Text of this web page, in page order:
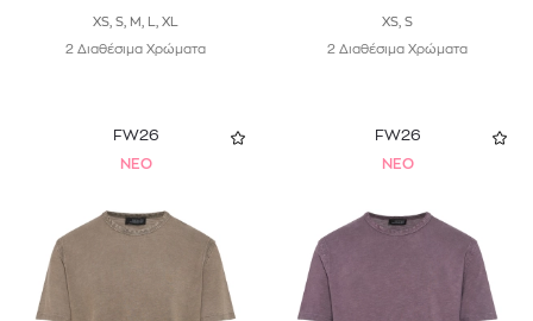
XS, S, M, L, XL
2 Διαθέσιμα Χρώματα
XS, S
2 Διαθέσιμα Χρώματα
FW26
NEO
FW26
NEO